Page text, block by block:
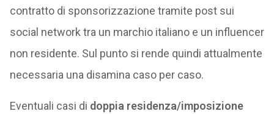
contratto di sponsorizzazione tramite post sui
social network tra un marchio italiano e un influencer
non residente. Sul punto si rende quindi attualmente
necessaria una disamina caso per caso.
Eventuali casi di doppia residenza/imposizione